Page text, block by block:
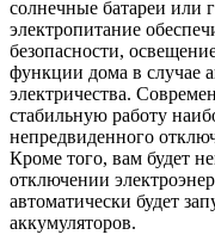
солнечные батареи или
электропитание
безопасности,
функции дома в случае
электричества.
стабильную работу
непредвиденного
Кроме того, вам будет
отключении
автоматически будет
аккумуляторов.